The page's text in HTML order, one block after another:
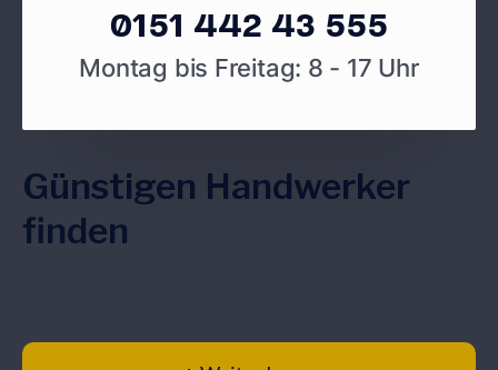
0151 442 43 555
Montag bis Freitag: 8 - 17 Uhr
Günstigen Handwerker
finden